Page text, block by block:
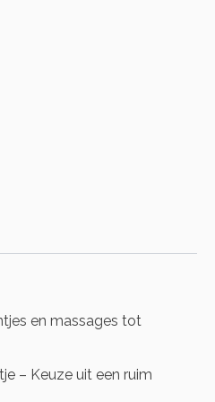
en massages tot
– Keuze uit een ruim